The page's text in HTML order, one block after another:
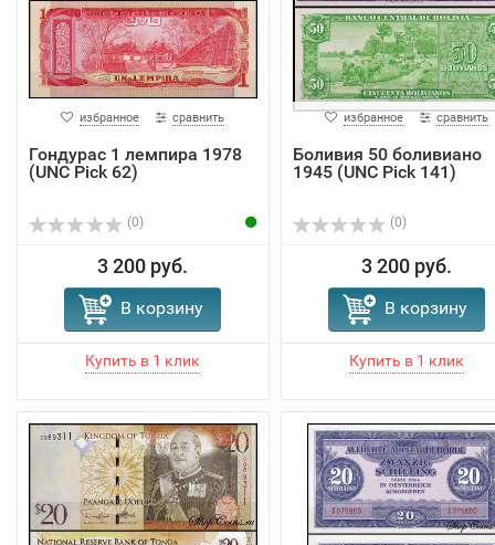
избранное сравнить
Гондурас 1 лемпира 1978
(UNC Pick 62)
(0)
3 200 руб.
В корзину
избранное сравнить
Боливия 50 боливиано
1945 (UNC Pick 141)
(0)
3 200 руб.
В корзину